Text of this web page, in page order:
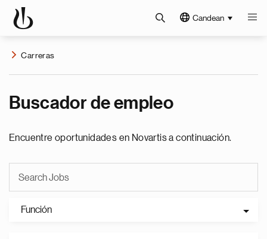
Candean
Carreras
Buscador de empleo
Encuentre oportunidades en Novartis a continuación.
Función